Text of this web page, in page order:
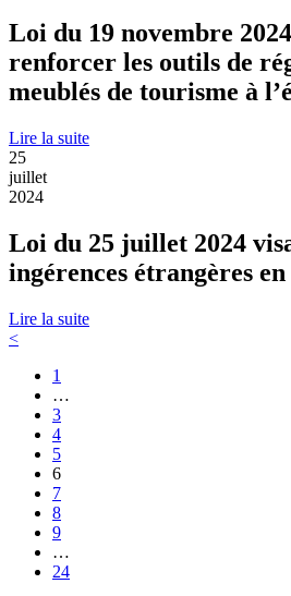
Loi du 19 novembre
renforcer les outils de
meublés de tourisme à
Lire la suite
25
juillet
2024
Loi du 25 juillet 2024
ingérences étrangères
Lire la suite
<
1
…
3
4
5
6
7
8
9
…
24